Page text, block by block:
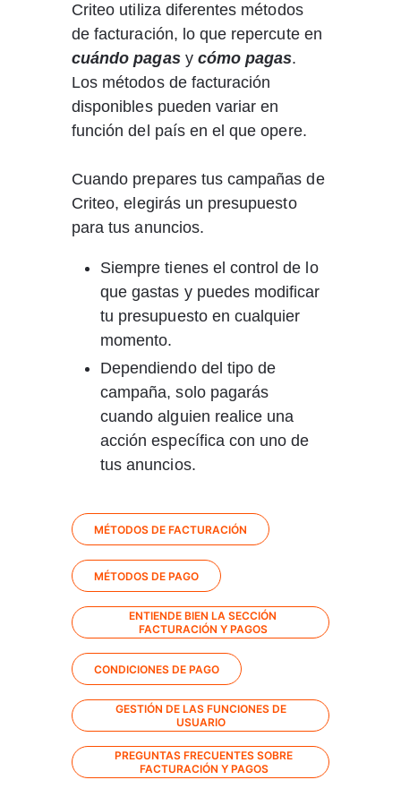
Criteo utiliza diferentes métodos
de facturación, lo que repercute en
cuándo pagas y cómo pagas.
Los métodos de facturación
disponibles pueden variar en
función del país en el que opere.
Cuando prepares tus campañas de
Criteo, elegirás un presupuesto
para tus anuncios.
Siempre tienes el control de lo
que gastas y puedes modificar
tu presupuesto en cualquier
momento.
Dependiendo del tipo de
campaña, solo pagarás
cuando alguien realice una
acción específica con uno de
tus anuncios.
MÉTODOS DE FACTURACIÓN
MÉTODOS DE PAGO
ENTIENDE BIEN LA SECCIÓN
FACTURACIÓN Y PAGOS
CONDICIONES DE PAGO
GESTIÓN DE LAS FUNCIONES DE
USUARIO
PREGUNTAS FRECUENTES SOBRE
FACTURACIÓN Y PAGOS